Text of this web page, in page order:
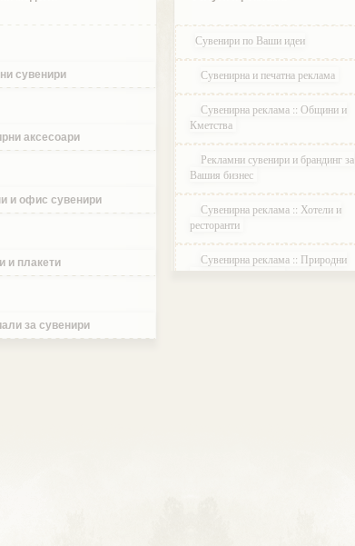
сувенири
аксесоари
и офис сувенири
и плакети
за сувенири
Сувенири по Ваши идеи
Сувенирна и печатна реклама
Сувенирна реклама :: Общини и
Кметства
Рекламни сувенири и брандинг за
Вашия бизнес
Сувенирна реклама :: Хотели и
ресторанти
Сувенирна реклама :: Природни
паркове и Резервати